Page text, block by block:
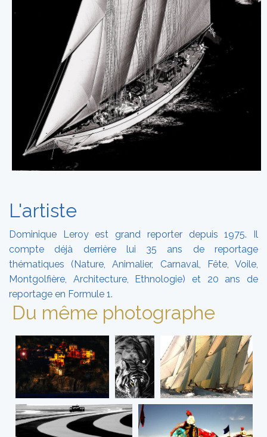
L'artiste
Dominique Leroy est grand reporter depuis 1975. Il
compte déjà derrière lui 35 ans de reportage
thématiques (Nature, Animalier, Carnaval, Fête, Voile,
Montgolfière, Architecture, Ethnologie) et 20 ans de
reportage en Formule 1.
Du même photographe